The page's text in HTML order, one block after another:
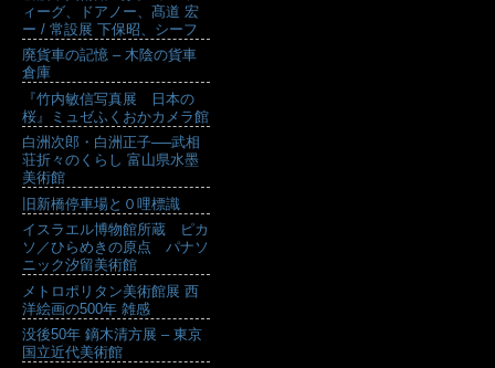
ィーグ、ドアノー、髙道 宏
ー / 常設展 下保昭、シーフ
廃貨車の記憶 – 木陰の貨車
倉庫
『竹内敏信写真展 日本の
桜』ミュゼふくおかカメラ館
白洲次郎・白洲正子──武相
荘折々のくらし 富山県水墨
美術館
旧新橋停車場と０哩標識
イスラエル博物館所蔵 ピカ
ソ／ひらめきの原点 パナソ
ニック汐留美術館
メトロポリタン美術館展 西
洋絵画の500年 雑感
没後50年 鏑木清方展 – 東京
国立近代美術館